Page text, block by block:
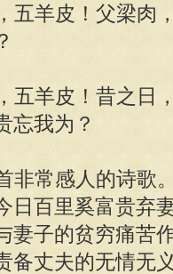
羊皮！父梁肉
羊皮！昔之日
忘我为？
常感人的诗歌
日百里奚富贵弃
妻子的贫穷痛苦
备丈夫的无情无